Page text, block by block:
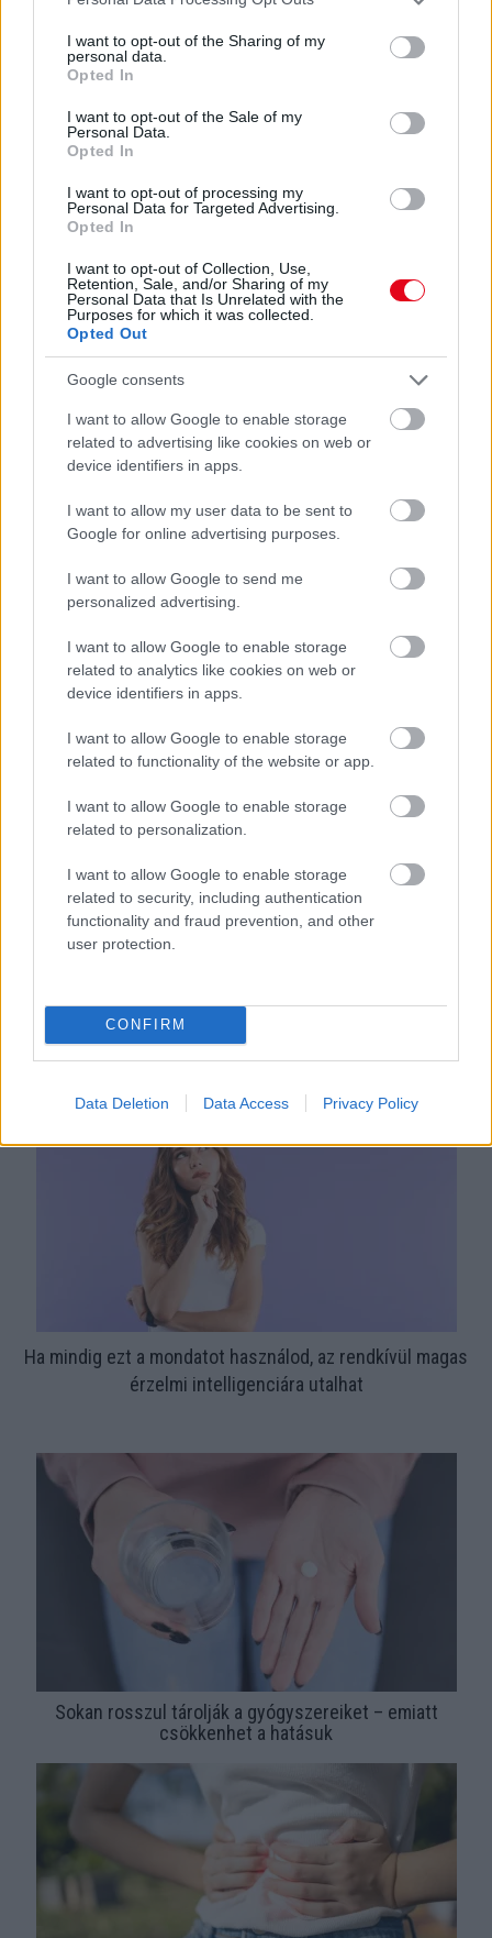
not limited to your visit or usage behaviour. You may click to
grant or deny consent to Google and its third-party tags to
use your data for below specified purposes in below Google
consent section.
I want to opt-out of the Sharing of my
personal data.
Opted In
I want to opt-out of the Sale of my
Personal Data.
Opted In
I want to opt-out of processing my
Personal Data for Targeted Advertising.
Opted In
I want to opt-out of Collection, Use,
Retention, Sale, and/or Sharing of my
Personal Data that Is Unrelated with the
Purposes for which it was collected.
Opted Out
Google consents
I want to allow Google to enable storage
related to advertising like cookies on web or
device identifiers in apps.
I want to allow my user data to be sent to
Google for online advertising purposes.
I want to allow Google to send me
personalized advertising.
I want to allow Google to enable storage
related to analytics like cookies on web or
device identifiers in apps.
I want to allow Google to enable storage
related to functionality of the website or app.
I want to allow Google to enable storage
related to personalization.
I want to allow Google to enable storage
related to security, including authentication
functionality and fraud prevention, and other
user protection.
CONFIRM
Data Deletion Data Access Privacy Policy
Ha ezt érzed evés után, a szervezeted fontos dologra
próbál figyelmeztetni
Orvos figyelmeztet: ezt az apró reggeli tünetet ne
Ezért párásodik be állandóan az ablak – egyszerűbb a
megoldás, mint gondolnád
Nem ecettel és nem szódabikarbónával: ezzel lesz újra
csillogó a vízköves csap
Ha mindig ezt a mondatot használod, az rendkívül magas
érzelmi intelligenciára utalhat
Sokan rosszul tárolják a gyógyszereiket – emiatt
csökkenhet a hatásuk